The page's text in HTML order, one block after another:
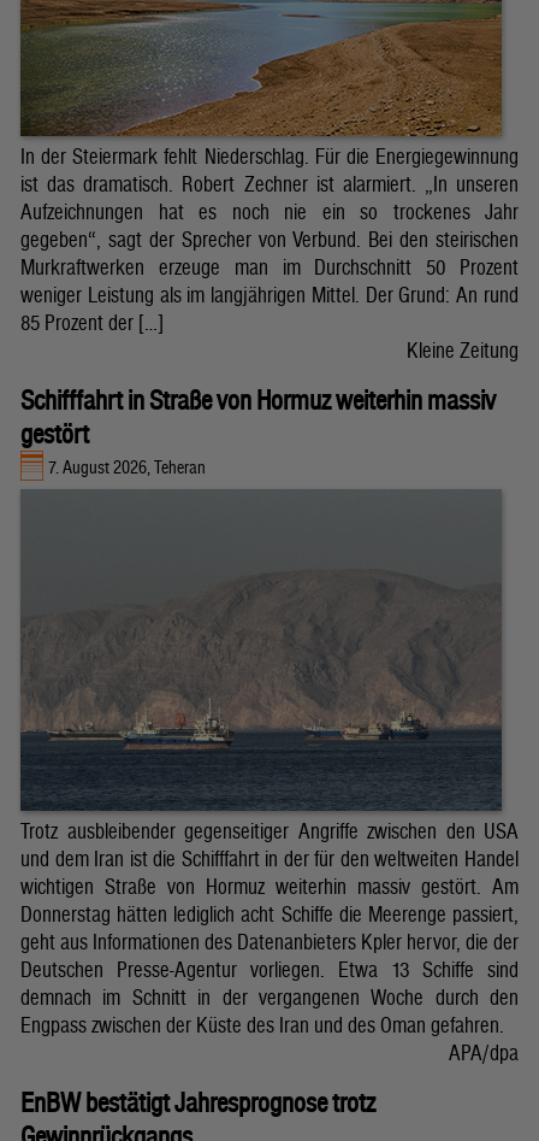
In der Steiermark fehlt Niederschlag. Für die Energiegewinnung
ist das dramatisch. Robert Zechner ist alarmiert. „In unseren
Aufzeichnungen hat es noch nie ein so trockenes Jahr
gegeben“, sagt der Sprecher von Verbund. Bei den steirischen
Murkraftwerken erzeuge man im Durchschnitt 50 Prozent
weniger Leistung als im langjährigen Mittel. Der Grund: An rund
85 Prozent der […]
Kleine Zeitung
Schifffahrt in Straße von Hormuz weiterhin massiv
gestört
7. August 2026, Teheran
Trotz ausbleibender gegenseitiger Angriffe zwischen den USA
und dem Iran ist die Schifffahrt in der für den weltweiten Handel
wichtigen Straße von Hormuz weiterhin massiv gestört. Am
Donnerstag hätten lediglich acht Schiffe die Meerenge passiert,
geht aus Informationen des Datenanbieters Kpler hervor, die der
Deutschen Presse-Agentur vorliegen. Etwa 13 Schiffe sind
demnach im Schnitt in der vergangenen Woche durch den
Engpass zwischen der Küste des Iran und des Oman gefahren.
APA/dpa
EnBW bestätigt Jahresprognose trotz